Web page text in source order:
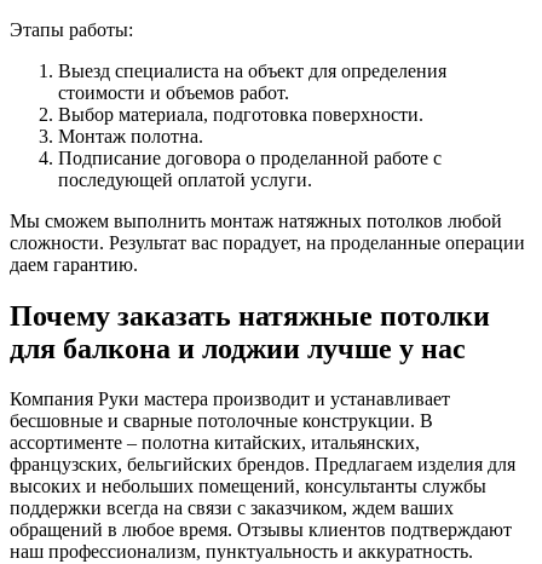
Этапы работы:
Выезд специалиста на объект для определения
стоимости и объемов работ.
Выбор материала, подготовка поверхности.
Монтаж полотна.
Подписание договора о проделанной работе с
последующей оплатой услуги.
Мы сможем выполнить монтаж натяжных потолков любой
сложности. Результат вас порадует, на проделанные операции
даем гарантию.
Почему заказать натяжные потолки
для балкона и лоджии лучше у нас
Компания Руки мастера производит и устанавливает
бесшовные и сварные потолочные конструкции. В
ассортименте – полотна китайских, итальянских,
французских, бельгийских брендов. Предлагаем изделия для
высоких и небольших помещений, консультанты службы
поддержки всегда на связи с заказчиком, ждем ваших
обращений в любое время. Отзывы клиентов подтверждают
наш профессионализм, пунктуальность и аккуратность.